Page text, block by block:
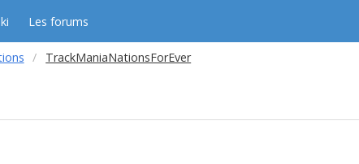
Les forums
TrackManiaNationsForEver